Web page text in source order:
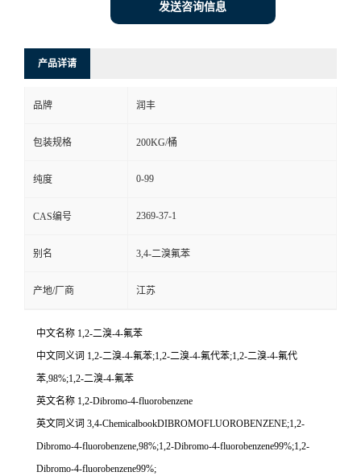
发送咨询信息
产品详请
品牌 润丰
包装规格 200KG/桶
纯度 0-99
CAS编号 2369-37-1
别名 3,4-二溴氟苯
产地/厂商 江苏
中文名称 1,2-二溴-4-氟苯
中文同义词 1,2-二溴-4-氟苯;1,2-二溴-4-氟代苯;1,2-二溴-4-氟代
苯,98%;1,2-二溴-4-氟苯
英文名称 1,2-Dibromo-4-fluorobenzene
英文同义词 3,4-ChemicalbookDIBROMOFLUOROBENZENE;1,2-
Dibromo-4-fluorobenzene,98%;1,2-Dibromo-4-fluorobenzene99%;1,2-
Dibromo-4-fluorobenzene99%;